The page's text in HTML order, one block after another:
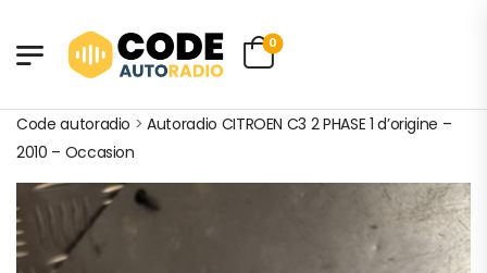
0
Code autoradio >Autoradio CITROEN C3 2 PHASE 1 d’origine –
2010 – Occasion